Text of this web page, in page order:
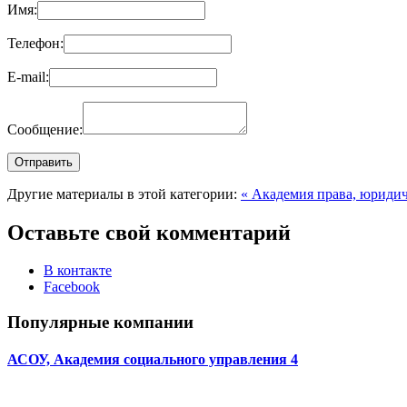
Имя:
Телефон:
E-mail:
Сообщение:
Другие материалы в этой категории: « Академия права,
Оставьте свой комментарий
В контакте
Facebook
Популярные компании
АСОУ, Академия социального управления 4